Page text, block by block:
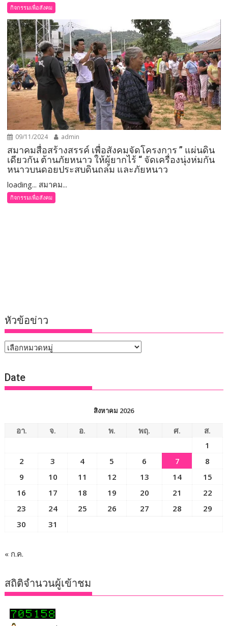
กิจกรรมเพื่อสังคม
09/11/2024 admin
สมาคมสื่อสร้างสรรค์ เพื่อสังคมจัดโครงการ ” แผ่นดิน
เดียวกัน ต้านภัยหนาว ให้ผู้ยากไร้ “ จัดเครื่องนุ่งห่มกัน
หนาวบนดอยประสบดินถล่ม และภัยหนาว
loading... สมาคม...
กิจกรรมเพื่อสังคม
หัวข้อข่าว
หัวข้อ
Date
สิงหาคม 2026
อา. จ. อ. พ. พฤ. ศ.
ส.
1
2
3 4 5 6 7
8
9
10 11 12 13 14
15
16
17 18 19 20 21
22
23
24 25 26 27 28
29
30
31
« ก.ค.
สถิติจำนวนผู้เข้าชม